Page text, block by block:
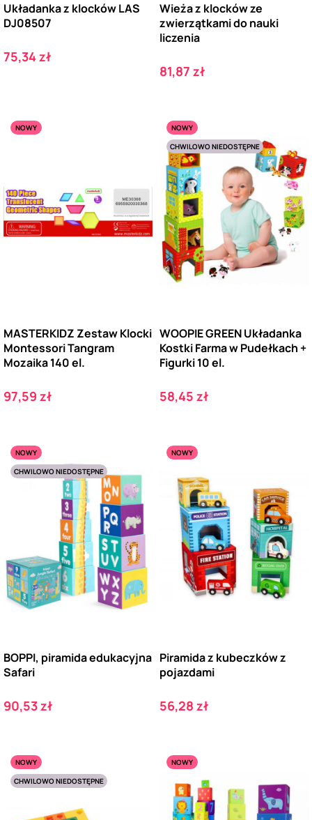
Układanka z klocków LAS
DJ08507
Cena
75,34 zł
Wieża z klocków ze
zwierzątkami do nauki
liczenia
Cena
81,87 zł
NOWY
MASTERKIDZ Zestaw Klocki
Montessori Tangram
Mozaika 140 el.
Cena
97,59 zł
NOWY
CHWILOWO NIEDOSTĘPNE
WOOPIE GREEN Układanka
Kostki Farma w Pudełkach +
Figurki 10 el.
Cena
58,45 zł
NOWY
CHWILOWO NIEDOSTĘPNE
BOPPI, piramida edukacyjna
Safari
Cena
90,53 zł
NOWY
Piramida z kubeczków z
pojazdami
Cena
56,28 zł
NOWY
CHWILOWO NIEDOSTĘPNE
NOWY